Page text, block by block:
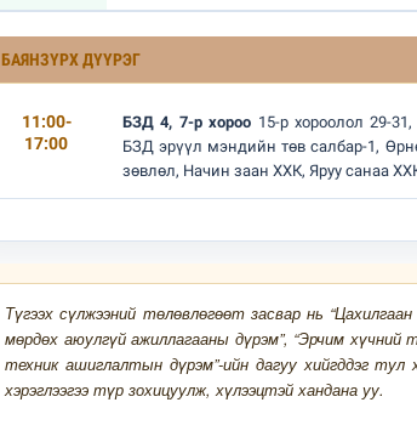
БАЯНЗҮРХ ДҮҮРЭГ
11:00-
17:00
БЗД 4, 7-р хороо 15-р хороолол 29-
БЗД эрүүл мэндийн төв салбар-1,
зөвлөл, Начин заан ХХК, Яруу санаа
Түгээх сүлжээний төлөвлөгөөт засвар нь
мөрдөх аюулгүй ажиллагааны дүрэм”, “Эрчим
техник ашиглалтын дүрэм”-ийн дагуу хийгддэг тул
хэрэглээгээ түр зохицуулж, хүлээцтэй хандана уу.